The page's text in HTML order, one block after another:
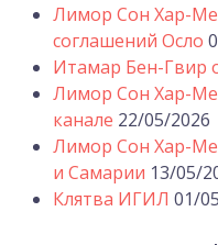
Лимор Сон Хар-
соглашений Осло
Итамар Бен-Гвир
Лимор Сон Хар-
канале 22/05/2026
Лимор Сон Хар-
и Самарии 13/05/
Клятва ИГИЛ 01/